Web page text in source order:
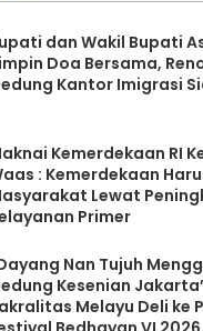
dan Wakil Bupati
Doa Bersama,
Kantor Imigrasi
Kemerdekaan RI
: Kemerdekaan
Lewat
Primer
Nan Tujuh
Kesenian
Melayu Deli ke